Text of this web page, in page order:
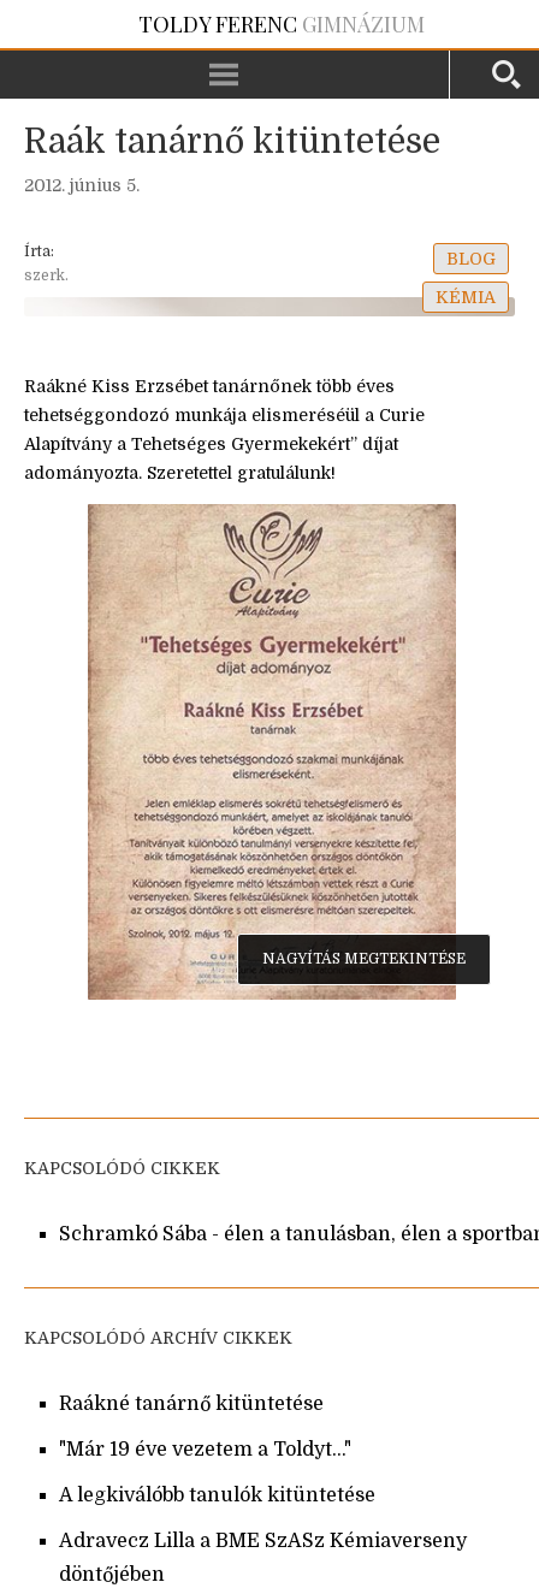
TOLDY FERENC GIMNÁZIUM
Raák tanárnő kitüntetése
2012. június 5.
Írta:
szerk.
BLOG
KÉMIA
Raákné Kiss Erzsébet tanárnőnek több éves
tehetséggondozó munkája elismeréséül a Curie
Alapítvány a Tehetséges Gyermekekért” díjat
adományozta. Szeretettel gratulálunk!
NAGYÍTÁS MEGTEKINTÉSE
KAPCSOLÓDÓ CIKKEK
Schramkó Sába - élen a tanulásban, élen a
KAPCSOLÓDÓ ARCHÍV CIKKEK
Raákné tanárnő kitüntetése
"Már 19 éve vezetem a Toldyt..."
A legkiválóbb tanulók kitüntetése
Adravecz Lilla a BME SzASz Kémiaverseny
döntőjében